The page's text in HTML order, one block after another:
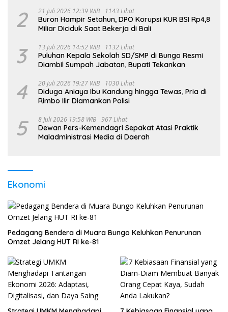
2 21 Juli 2026 12:39 WIB 1143 Lihat
Buron Hampir Setahun, DPO Korupsi KUR BSI Rp4,8
Miliar Diciduk Saat Bekerja di Bali
3 13 Juli 2026 14:52 WIB 1132 Lihat
Puluhan Kepala Sekolah SD/SMP di Bungo Resmi
Diambil Sumpah Jabatan, Bupati Tekankan
4 20 Juli 2026 19:27 WIB 1030 Lihat
Diduga Aniaya Ibu Kandung hingga Tewas, Pria di
Rimbo Ilir Diamankan Polisi
5 8 Juli 2026 19:58 WIB 967 Lihat
Dewan Pers-Kemendagri Sepakat Atasi Praktik
Maladministrasi Media di Daerah
Ekonomi
Pedagang Bendera di Muara Bungo Keluhkan Penurunan
Omzet Jelang HUT RI ke-81